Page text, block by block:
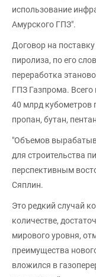
использование
Амурского ГПЗ".
Договор на
пиролиза, по его
переработка
ГПЗ Газпрома. Всего
40 млрд кубометров
пропан, бутан,
"Объемов
для строительства
перспективным
Сяплин.
Это редкий случай
количестве,
мирового уровня,
преимущества
вложился в